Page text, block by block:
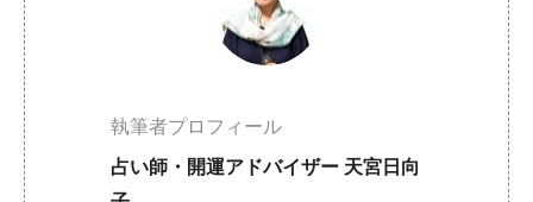
執筆者プロフィール
占い師・開運アドバイザー 天宮日向